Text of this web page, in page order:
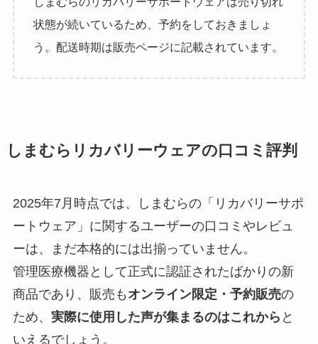
状態が続いているため、予約をしておきましょ
う。配送時期は販売ページに記載されています。
しまむらリカバリーウェアの口コミ評判
2025年7月時点では、しまむらの「リカバリーサポ
ートウェア」に関するユーザーの口コミやレビュ
ーは、まだ本格的には出揃っていません。
管理医療機器として正式に認証されたばかりの新
商品であり、販売も オンライン限定・予約販売の
ため、 実際に使用した声が集まるのはこれから と
いえるでしょう。